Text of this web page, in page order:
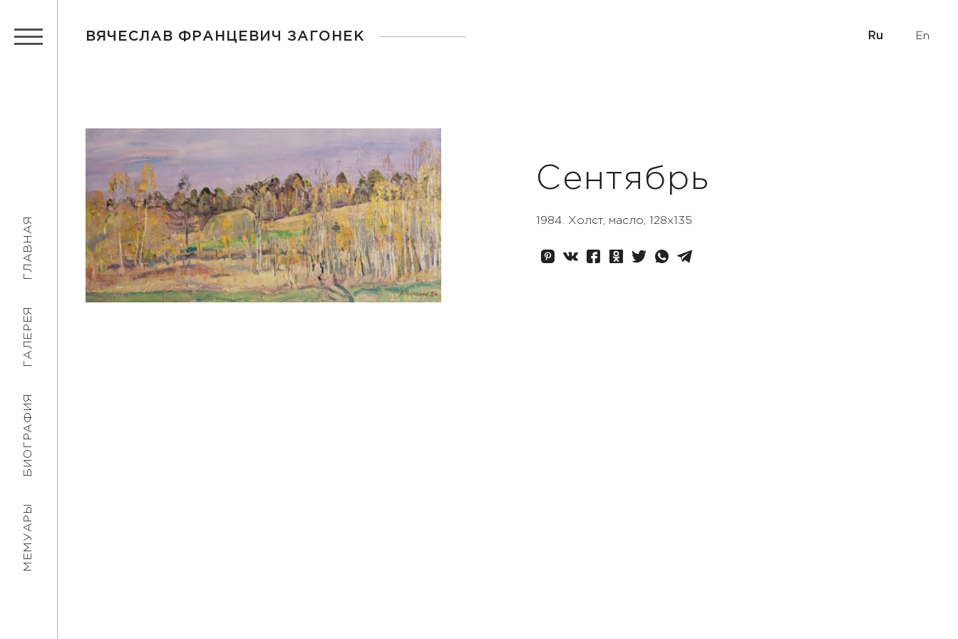
МЕМУАРЫ
БИОГРАФИЯ
ГАЛЕРЕЯ
ГЛАВНАЯ
ВЯЧЕСЛАВ ФРАНЦЕВИЧ ЗАГОНЕК Ru En
Сентябрь
1984. Холст, масло, 128х135